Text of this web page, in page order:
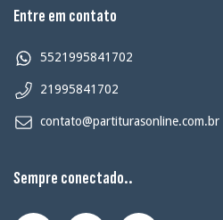
Entre em contato
5521995841702
21995841702
contato@partiturasonline.com.br
Sempre conectado..